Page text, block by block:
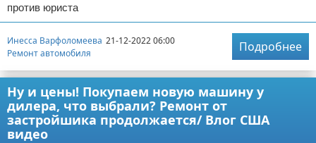
против юриста
Инесса Варфоломеева 21-12-2022 06:00
Ремонт автомобиля
Подробнее
Ну и цены! Покупаем новую машину у
дилера, что выбрали? Ремонт от
застройшика продолжается/ Влог США
видео